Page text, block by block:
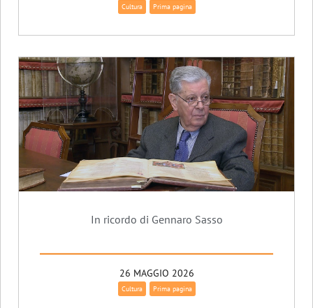
Cultura Prima pagina
In ricordo di Gennaro Sasso
26 MAGGIO 2026
Cultura Prima pagina